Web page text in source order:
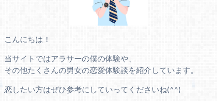
こんにちは！
当サイトではアラサーの僕の体験や、
その他たくさんの男女の恋愛体験談を紹介しています。
恋したい方はぜひ参考にしていってくださいね(^^)